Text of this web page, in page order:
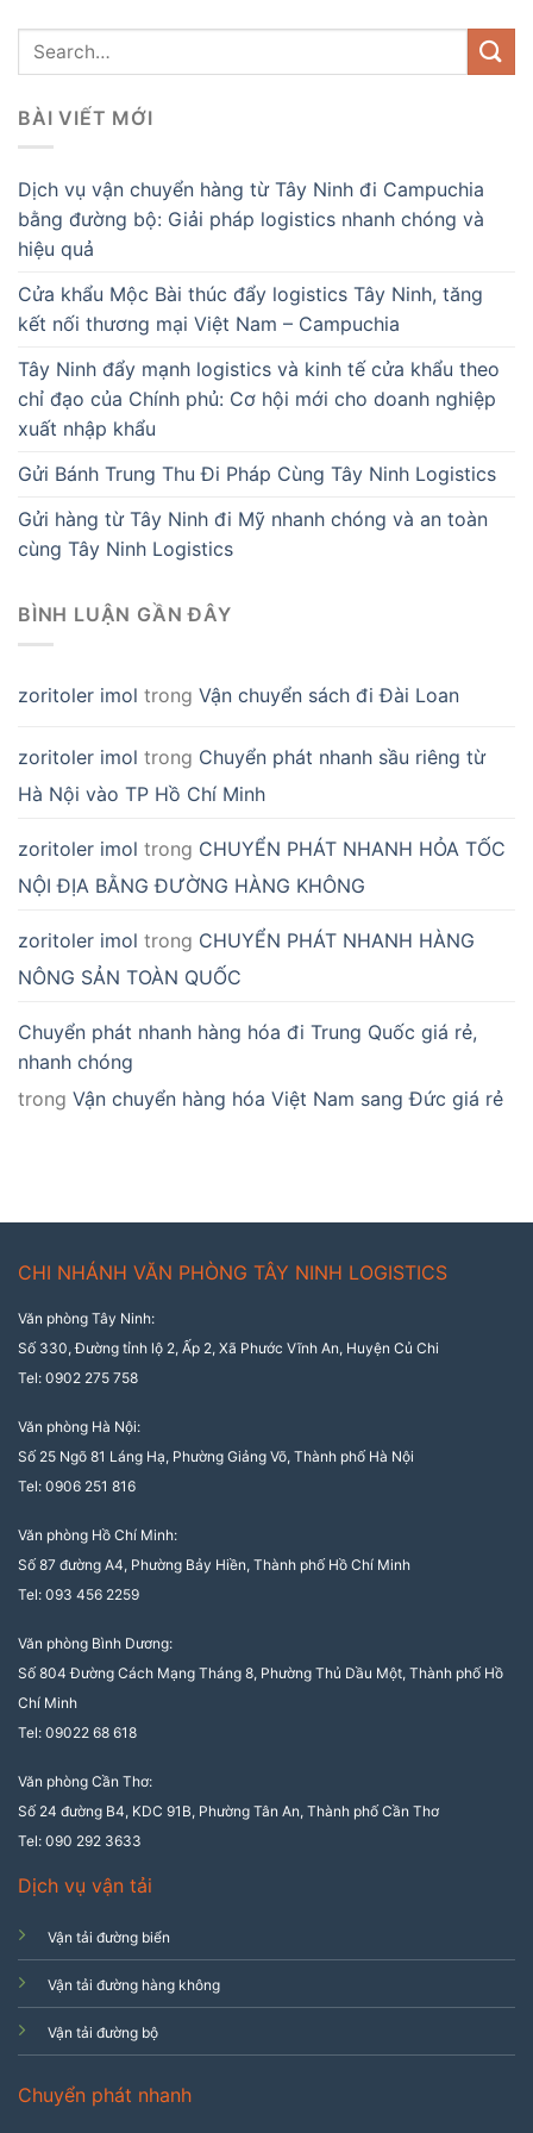
BÀI VIẾT MỚI
Dịch vụ vận chuyển hàng từ Tây Ninh đi Campuchia
bằng đường bộ: Giải pháp logistics nhanh chóng và
hiệu quả
Cửa khẩu Mộc Bài thúc đẩy logistics Tây Ninh, tăng
kết nối thương mại Việt Nam – Campuchia
Tây Ninh đẩy mạnh logistics và kinh tế cửa khẩu theo
chỉ đạo của Chính phủ: Cơ hội mới cho doanh nghiệp
xuất nhập khẩu
Gửi Bánh Trung Thu Đi Pháp Cùng Tây Ninh Logistics
Gửi hàng từ Tây Ninh đi Mỹ nhanh chóng và an toàn
cùng Tây Ninh Logistics
BÌNH LUẬN GẦN ĐÂY
zoritoler imol trong Vận chuyển sách đi Đài Loan
zoritoler imol trong Chuyển phát nhanh sầu riêng từ
Hà Nội vào TP Hồ Chí Minh
zoritoler imol trong CHUYỂN PHÁT NHANH HỎA TỐC
NỘI ĐỊA BẰNG ĐƯỜNG HÀNG KHÔNG
zoritoler imol trong CHUYỂN PHÁT NHANH HÀNG
NÔNG SẢN TOÀN QUỐC
Chuyển phát nhanh hàng hóa đi Trung Quốc giá rẻ,
nhanh chóng
trong Vận chuyển hàng hóa Việt Nam sang Đức giá rẻ
CHI NHÁNH VĂN PHÒNG TÂY NINH LOGISTICS
Văn phòng Tây Ninh:
Số 330, Đường tỉnh lộ 2, Ấp 2, Xã Phước Vĩnh An, Huyện Củ Chi
Tel: 0902 275 758
Văn phòng Hà Nội:
Số 25 Ngõ 81 Láng Hạ, Phường Giảng Võ, Thành phố Hà Nội
Tel: 0906 251 816
Văn phòng Hồ Chí Minh:
Số 87 đường A4, Phường Bảy Hiền, Thành phố Hồ Chí Minh
Tel: 093 456 2259
Văn phòng Bình Dương:
Số 804 Đường Cách Mạng Tháng 8, Phường Thủ Dầu Một, Thành phố Hồ
Chí Minh
Tel: 09022 68 618
Văn phòng Cần Thơ:
Số 24 đường B4, KDC 91B, Phường Tân An, Thành phố Cần Thơ
Tel: 090 292 3633
Dịch vụ vận tải
Vận tải đường biển
Vận tải đường hàng không
Vận tải đường bộ
Chuyển phát nhanh